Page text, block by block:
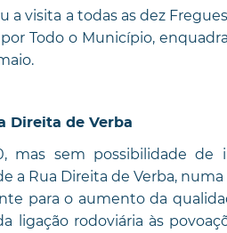
a visita a todas as dez
Todo o Município,
Direita de Verba
mas sem possibilidade de
a Rua Direita de Verba,
para o aumento da
ligação rodoviária às